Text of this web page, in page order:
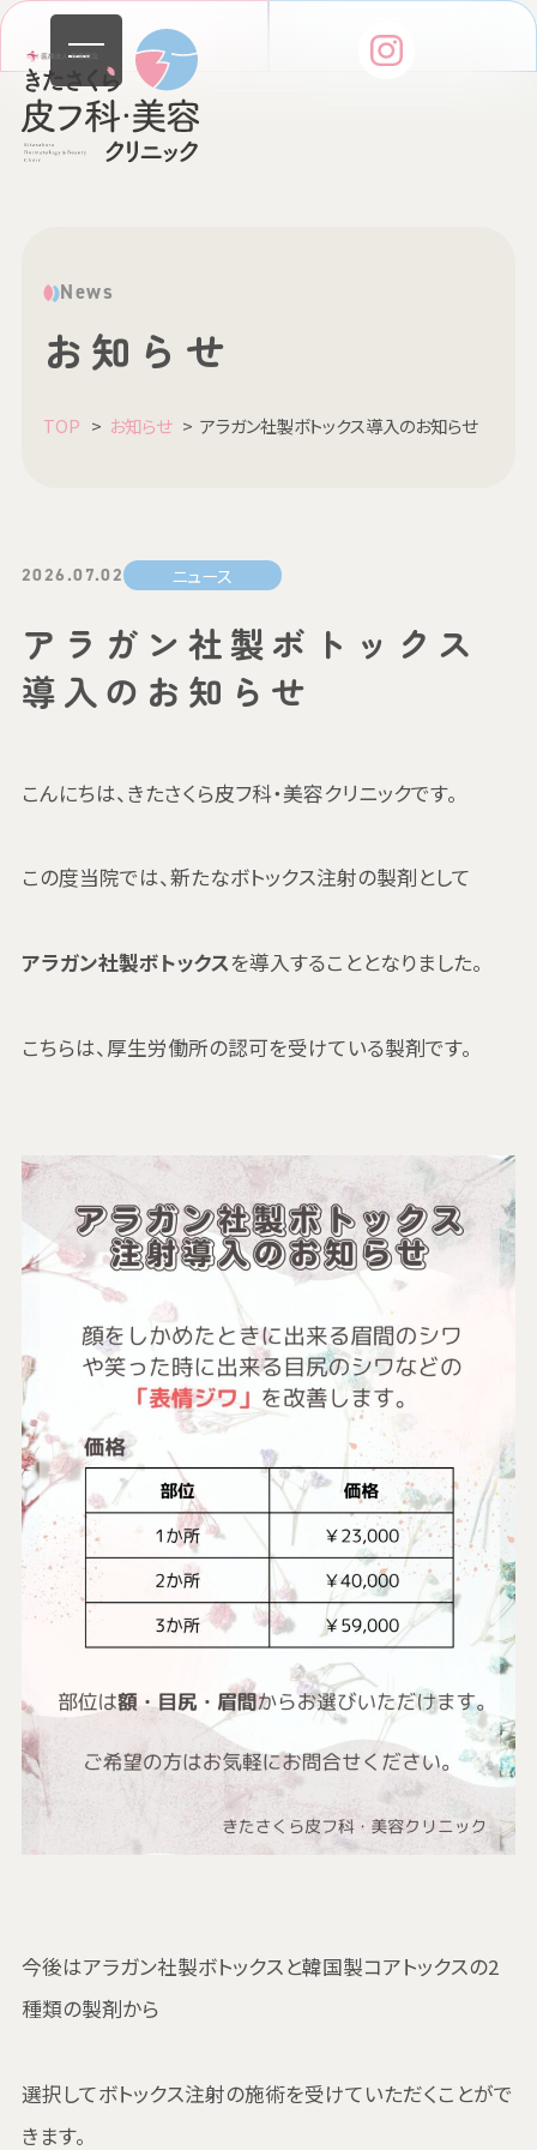
WEB予約はこちら 診療受付時間・アクセス
News
お知らせ
TOP お知らせ アラガン社製ボトックス導入のお知らせ
2026.07.02 ニュース
アラガン社製ボトックス
導入のお知らせ
こんにちは、きたさくら皮フ科・美容クリニックです。
この度当院では、新たなボトックス注射の製剤として
アラガン社製ボトックスを導入することとなりました。
こちらは、厚生労働所の認可を受けている製剤です。
今後はアラガン社製ボトックスと韓国製コアトックスの2
種類の製剤から
選択してボトックス注射の施術を受けていただくことがで
きます。